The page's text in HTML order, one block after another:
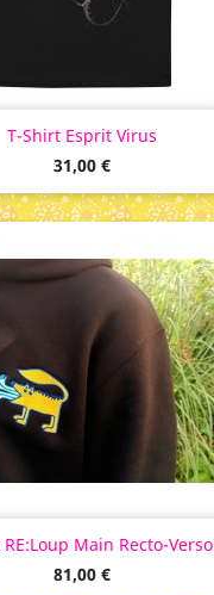
T-Shirt Esprit Virus
Prix
31,00 €
Main Recto-Verso
Prix
81,00 €